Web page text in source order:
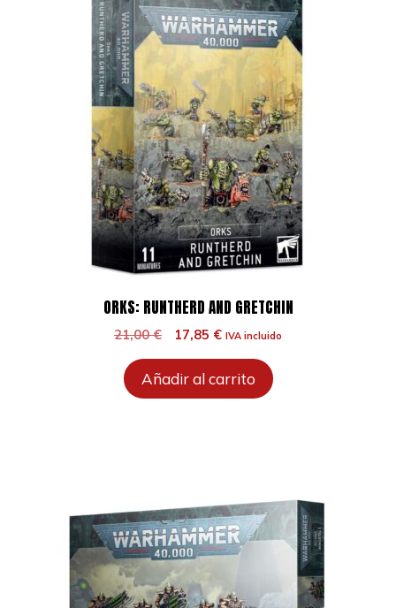
ORKS: RUNTHERD AND GRETCHIN
21,00€
El
original
era:
17,85 €El
actual
es:
IVA incluido
Añadir al carrito